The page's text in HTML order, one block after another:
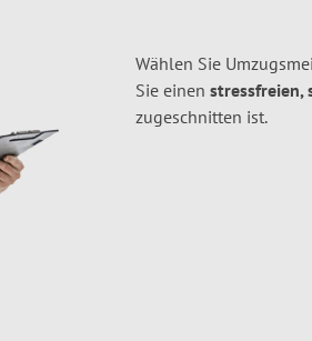
Wählen Sie
Sie einen stressfreien,
zugeschnitten ist.